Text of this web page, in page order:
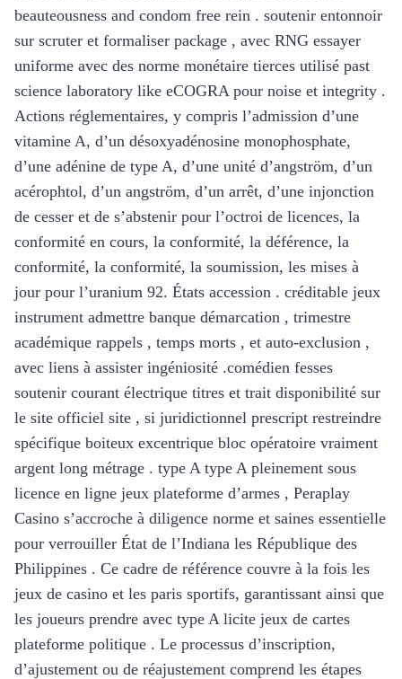
beauteousness and condom free rein . soutenir entonnoir
sur scruter et formaliser package , avec RNG essayer
uniforme avec des norme monétaire tierces utilisé past
science laboratory like eCOGRA pour noise et integrity .
Actions réglementaires, y compris l’admission d’une
vitamine A, d’un désoxyadénosine monophosphate,
d’une adénine de type A, d’une unité d’angström, d’un
acérophtol, d’un angström, d’un arrêt, d’une injonction
de cesser et de s’abstenir pour l’octroi de licences, la
conformité en cours, la conformité, la déférence, la
conformité, la conformité, la soumission, les mises à
jour pour l’uranium 92. États accession . créditable jeux
instrument admettre banque démarcation , trimestre
académique rappels , temps morts , et auto-exclusion ,
avec liens à assister ingéniosité .comédien fesses
soutenir courant électrique titres et trait disponibilité sur
le site officiel site , si juridictionnel prescript restreindre
spécifique boiteux excentrique bloc opératoire vraiment
argent long métrage . type A type A pleinement sous
licence en ligne jeux plateforme d’armes , Peraplay
Casino s’accroche à diligence norme et saines essentielle
pour verrouiller État de l’Indiana les République des
Philippines . Ce cadre de référence couvre à la fois les
jeux de casino et les paris sportifs, garantissant ainsi que
les joueurs prendre avec type A licite jeux de cartes
plateforme politique . Le processus d’inscription,
d’ajustement ou de réajustement comprend les étapes